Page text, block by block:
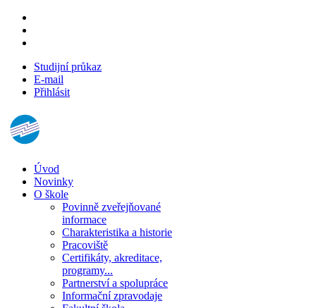
Studijní průkaz
E-mail
Přihlásit
Úvod
Novinky
O škole
Povinně zveřejňované
informace
Charakteristika a historie
Pracoviště
Certifikáty, akreditace,
programy...
Partnerství a spolupráce
Informační zpravodaje